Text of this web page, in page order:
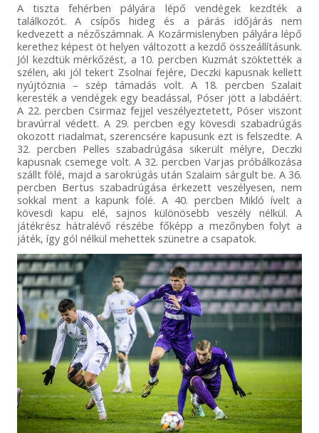
A tiszta fehérben pályára lépő vendégek kezdték a
találkozót. A csípős hideg és a párás időjárás nem
kedvezett a nézőszámnak. A Kozármislenyben pályára lépő
kerethez képest öt helyen változott a kezdő összeállításunk.
Jól kezdtük mérkőzést, a 10. percben Kuzmát szöktették a
szélen, aki jól tekert Zsolnai fejére, Deczki kapusnak kellett
nyújtóznia – szép támadás volt. A 18. percben Szalait
keresték a vendégek egy beadással, Póser jött a labdáért.
A 22. percben Csirmaz fejjel veszélyeztetett, Póser viszont
bravúrral védett. A 29. percben egy kövesdi szabadrúgás
okozott riadalmat, szerencsére kapusunk ezt is felszedte. A
32. percben Pelles szabadrúgása sikerült mélyre, Deczki
kapusnak csemege volt. A 32. percben Varjas próbálkozása
szállt fölé, majd a sarokrúgás után Szalaim sárgult be. A 36.
percben Bertus szabadrúgása érkezett veszélyesen, nem
sokkal ment a kapunk fölé. A 40. percben Mikló ívelt a
kövesdi kapu elé, sajnos különösebb veszély nélkül. A
játékrész hátralévő részébe főképp a mezőnyben folyt a
játék, így gól nélkül mehettek szünetre a csapatok.